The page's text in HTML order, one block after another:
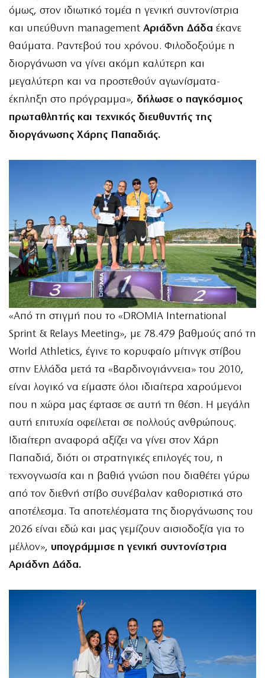
όμως, στον ιδιωτικό τομέα η γενική συντονίστρια
και υπεύθυνη management Αριάδνη Δάδα έκανε
θαύματα. Ραντεβού του χρόνου. Φιλοδοξούμε η
διοργάνωση να γίνει ακόμη καλύτερη και
μεγαλύτερη και να προστεθούν αγωνίσματα-
έκπληξη στο πρόγραμμα», δήλωσε ο παγκόσμιος
πρωταθλητής και τεχνικός διευθυντής της
διοργάνωσης Χάρης Παπαδιάς.
«Από τη στιγμή που το «DROMIA International
Sprint & Relays Meeting», με 78.479 βαθμούς από τη
World Athletics, έγινε το κορυφαίο μίτινγκ στίβου
στην Ελλάδα μετά τα «Βαρδινογιάννεια» του 2010,
είναι λογικό να είμαστε όλοι ιδιαίτερα χαρούμενοι
που η χώρα μας έφτασε σε αυτή τη θέση. Η μεγάλη
αυτή επιτυχία οφείλεται σε πολλούς ανθρώπους.
Ιδιαίτερη αναφορά αξίζει να γίνει στον Χάρη
Παπαδιά, διότι οι στρατηγικές επιλογές του, η
τεχνογνωσία και η βαθιά γνώση που διαθέτει γύρω
από τον διεθνή στίβο συνέβαλαν καθοριστικά στο
αποτέλεσμα. Τα αποτελέσματα της διοργάνωσης του
2026 είναι εδώ και μας γεμίζουν αισιοδοξία για το
μέλλον», υπογράμμισε η γενική συντονίστρια
Αριάδνη Δάδα.